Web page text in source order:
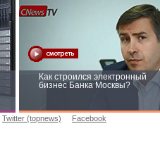
Как строился электронный
бизнес Банка Москвы?
Twitter (topnews) Facebook